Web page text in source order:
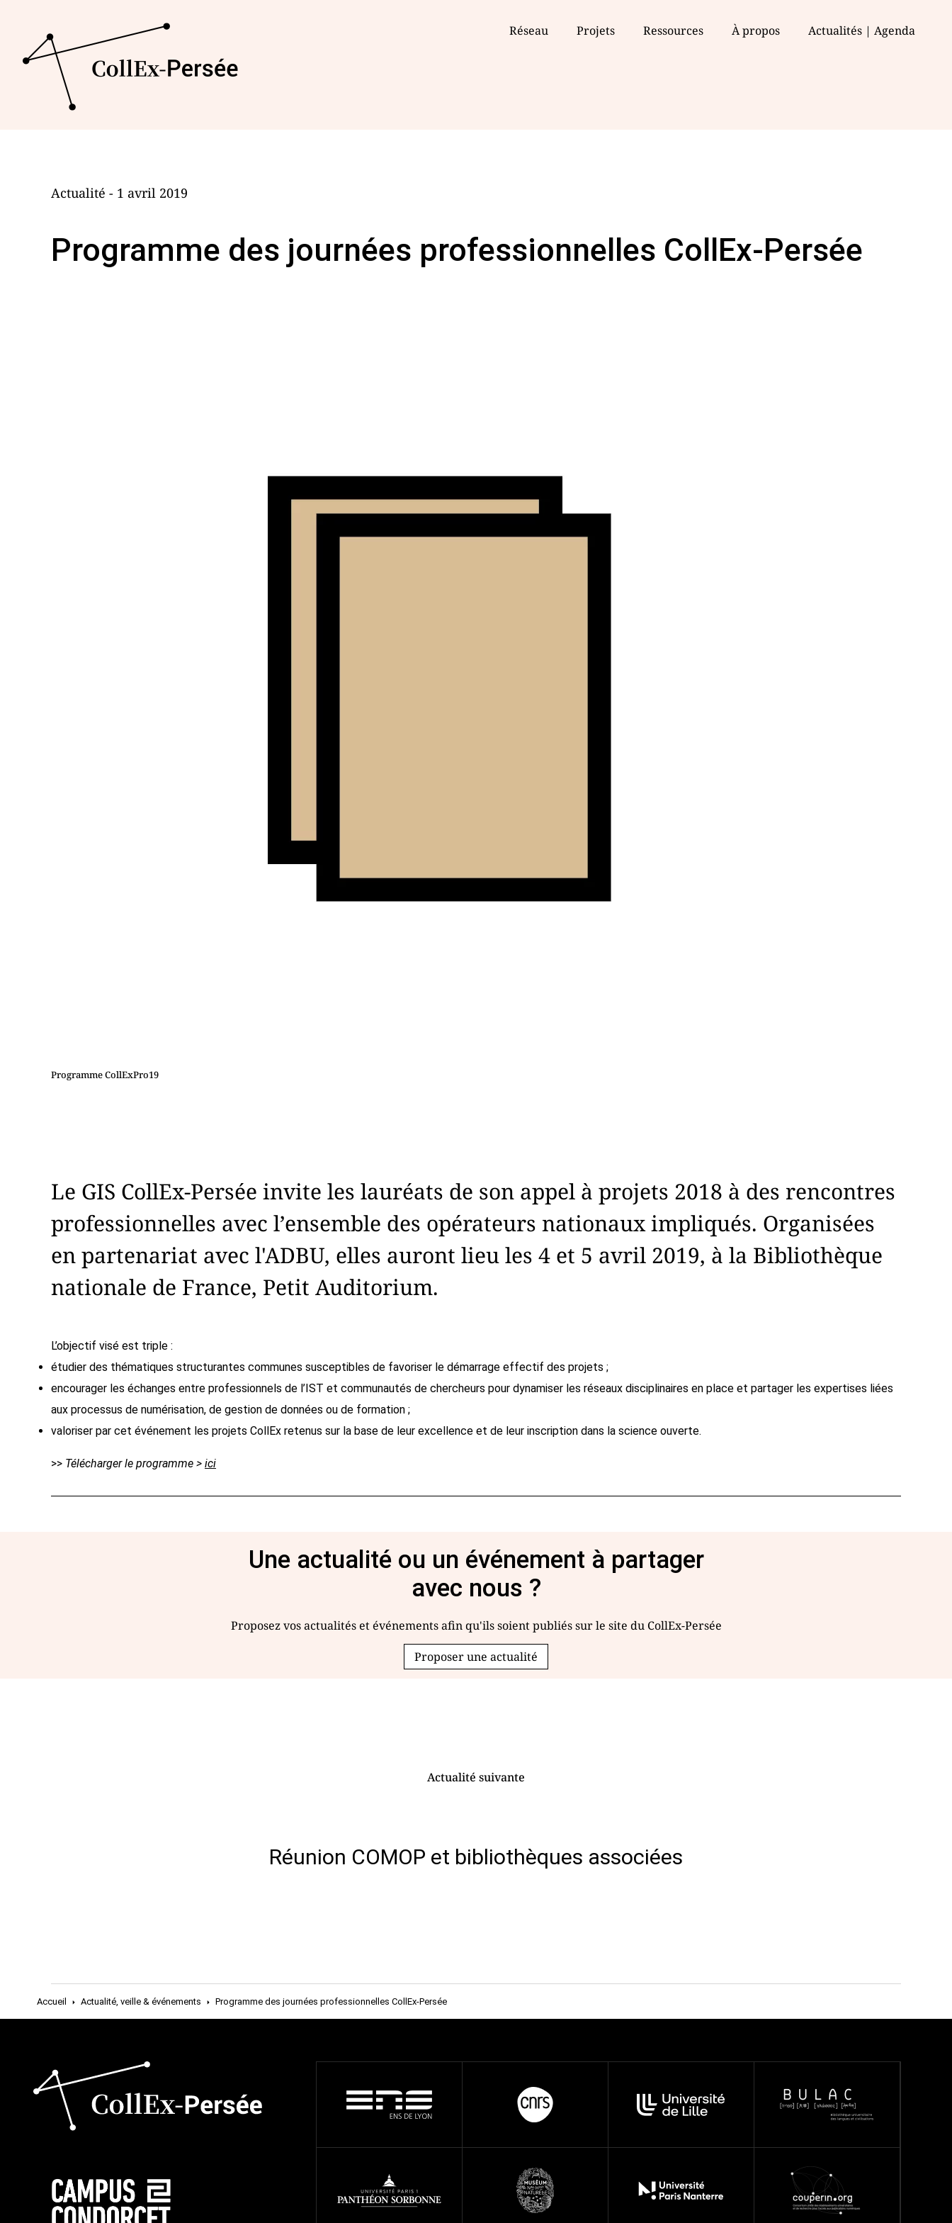
Réseau Projets Ressources À propos Actualités | Agenda
Actualité - 1 avril 2019
Programme des journées professionnelles CollEx-Persée
Programme CollExPro19
Le GIS CollEx-Persée invite les lauréats de son appel à projets 2018 à des rencontres
professionnelles avec l’ensemble des opérateurs nationaux impliqués. Organisées
en partenariat avec l'ADBU, elles auront lieu les 4 et 5 avril 2019, à la Bibliothèque
nationale de France, Petit Auditorium.
L’objectif visé est triple :
étudier des thématiques structurantes communes susceptibles de favoriser le démarrage effectif des projets ;
encourager les échanges entre professionnels de l’IST et communautés de chercheurs pour dynamiser les réseaux disciplinaires en place et partager les expertises liées
aux processus de numérisation, de gestion de données ou de formation ;
valoriser par cet événement les projets CollEx retenus sur la base de leur excellence et de leur inscription dans la science ouverte.
>> Télécharger le programme > ici
Une actualité ou un événement à partager
avec nous ?
Proposez vos actualités et événements afin qu'ils soient publiés sur le site du CollEx-Persée
Proposer une actualité
Actualité suivante
Réunion COMOP et bibliothèques associées
Accueil Actualité, veille & événements Programme des journées professionnelles CollEx-Persée